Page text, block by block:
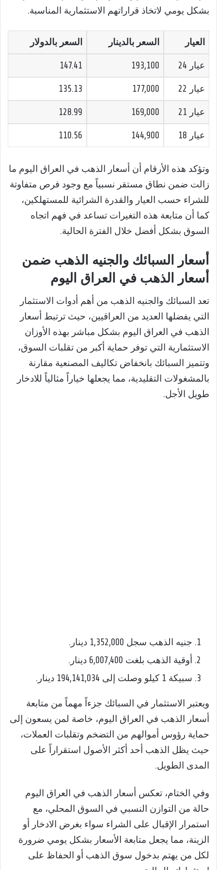
بشكل يومي لاتخاذ قراراتهم الاستثمارية المناسبة.
العيار السعر بالدينار السعر بالدولار
عيار 24 193,100
147.41
عيار 22 177,000
135.13
عيار 21 169,000
128.99
عيار 18 144,900
110.56
وتؤكد هذه الأرقام أن أسعار الذهب في العراق اليوم ما
زالت ضمن نطاق مستقر نسبياً مع وجود فرص متفاوتة
للشراء حسب العيار والقدرة الشرائية للمستهلكين،
كما أن متابعة هذه التغيرات تساعد في فهم اتجاه
السوق بشكل أفضل خلال الفترة الحالية.
أسعار السبائك والجنيه الذهب ضمن
أسعار الذهب في العراق اليوم
تعد السبائك والجنيه الذهب من أهم أدوات الاستثمار
التي يفضلها العديد من العراقيين، حيث ترتبط أسعار
الذهب في العراق اليوم بشكل مباشر بهذه الأوزان
الاستثمارية التي توفر حماية أكبر من تقلبات السوق،
وتتميز السبائك بانخفاض تكاليف المصنعية مقارنة
بالمشغولات التقليدية، مما يجعلها خياراً مثالياً للادخار
طويل الأجل.
جنيه الذهب سجل 1,352,000 دينار.
أوقية الذهب بلغت 6,007,400 دينار.
سبيكة 1 كيلو وصلت إلى 194,141,034 دينار.
ويعتبر الاستثمار في السبائك جزءاً مهماً من متابعة
أسعار الذهب في العراق اليوم، خاصة لمن يسعون إلى
حماية رؤوس أموالهم من التضخم وتقلبات العملات،
حيث يظل الذهب أحد أكثر الأصول استقراراً على
المدى الطويل.
وفي الختام، تعكس أسعار الذهب في العراق اليوم
حالة من التوازن النسبي في السوق المحلي، مع
استمرار الإقبال على الشراء سواء بغرض الادخار أو
الزينة، مما يجعل متابعة الأسعار بشكل يومي ضرورة
لكل من يهتم بدخول سوق الذهب أو الحفاظ على